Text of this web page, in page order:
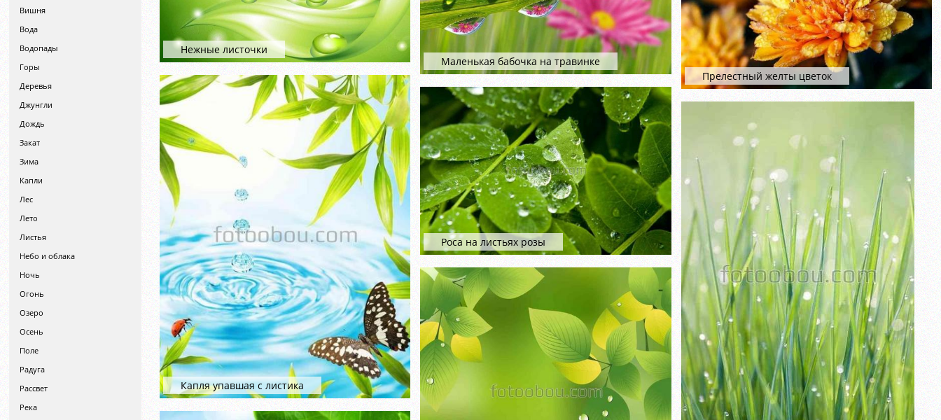
Вишня
Вода
Водопады
Горы
Деревья
Джунгли
Дождь
Закат
Зима
Капли
Лес
Лето
Листья
Небо и облака
Ночь
Огонь
Озеро
Осень
Поле
Радуга
Рассвет
Река
Нежные листочки
Капля упавшая с листика
Маленькая бабочка на травинке
Роса на листьях розы
Прелестный желты цветок